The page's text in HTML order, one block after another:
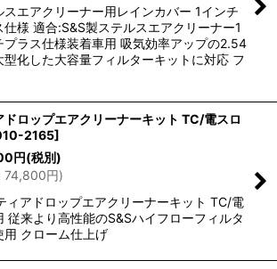
スエアクリーナー用レインカバー 1インチ
仕様 適合:S&S製ステルスエアクリーナー1
プラス仕様装着車用 吸気効率アップの2.54
型化した大容量フィルターキットに対応 フ
ドロップエアクリーナーキット TC/電スロ
2165]
円(税別)
74,800円)
ィアドロップエアクリーナーキット TC/電
従来より高性能のS&Sハイフローフィルタ
用 クローム仕上げ